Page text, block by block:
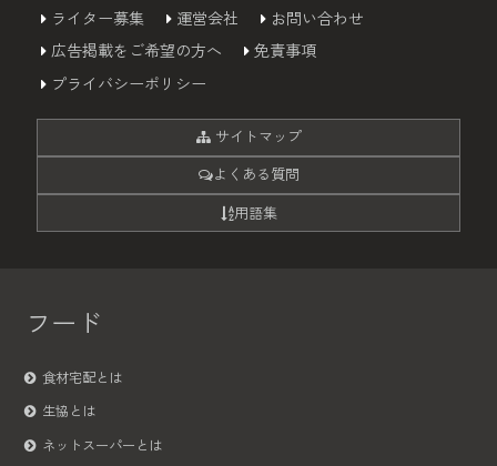
ライター募集 運営会社
お問い合わせ
広告掲載をご希望の方へ
免責事項
プライバシーポリシー
サイトマップ
よくある質問
用語集
フード
食材宅配とは
生協とは
ネットスーパーとは